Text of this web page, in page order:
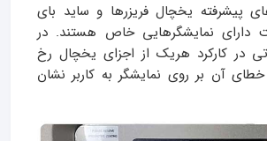
پیشرفته یخچال فریزرها و ساید بای
دارای نمایشگرهایی خاص هستند. در
در کارکرد هریک از اجزای یخچال رخ
آن بر روی نمایشگر به کاربر نشان